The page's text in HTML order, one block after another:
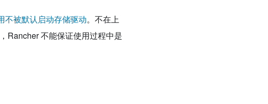
不被默认启动存储驱动。不在上
Rancher 不能保证使用过程中是